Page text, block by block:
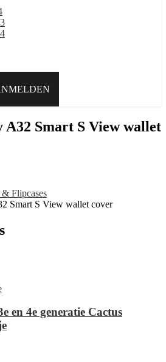
A32 Smart S View wallet
Flipcases
Smart S View wallet cover
en 4e generatie Cactus